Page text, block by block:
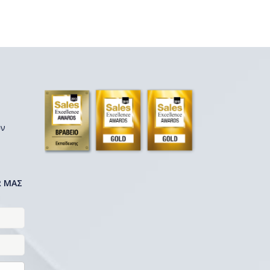
ΜΑΣ